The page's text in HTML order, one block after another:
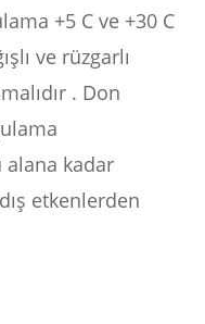
+5 C ve +30 C
ve rüzgarlı
. Don
alana kadar
etkenlerden